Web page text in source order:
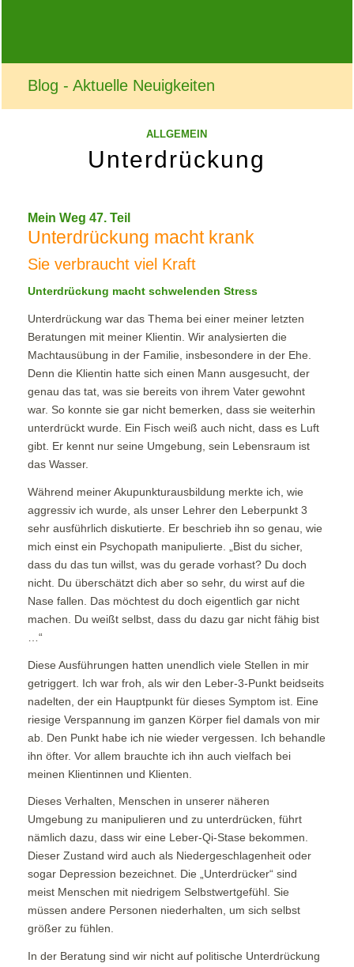
Blog - Aktuelle Neuigkeiten
ALLGEMEIN
Unterdrückung
Mein Weg 47. Teil
Unterdrückung macht krank
Sie verbraucht viel Kraft
Unterdrückung macht schwelenden Stress
Unterdrückung war das Thema bei einer meiner letzten
Beratungen mit meiner Klientin. Wir analysierten die
Machtausübung in der Familie, insbesondere in der Ehe.
Denn die Klientin hatte sich einen Mann ausgesucht, der
genau das tat, was sie bereits von ihrem Vater gewohnt
war. So konnte sie gar nicht bemerken, dass sie weiterhin
unterdrückt wurde. Ein Fisch weiß auch nicht, dass es Luft
gibt. Er kennt nur seine Umgebung, sein Lebensraum ist
das Wasser.
Während meiner Akupunkturausbildung merkte ich, wie
aggressiv ich wurde, als unser Lehrer den Leberpunkt 3
sehr ausführlich diskutierte. Er beschrieb ihn so genau, wie
mich einst ein Psychopath manipulierte. „Bist du sicher,
dass du das tun willst, was du gerade vorhast? Du doch
nicht. Du überschätzt dich aber so sehr, du wirst auf die
Nase fallen. Das möchtest du doch eigentlich gar nicht
machen. Du weißt selbst, dass du dazu gar nicht fähig bist
…“
Diese Ausführungen hatten unendlich viele Stellen in mir
getriggert. Ich war froh, als wir den Leber-3-Punkt beidseits
nadelten, der ein Hauptpunkt für dieses Symptom ist. Eine
riesige Verspannung im ganzen Körper fiel damals von mir
ab. Den Punkt habe ich nie wieder vergessen. Ich behandle
ihn öfter. Vor allem brauchte ich ihn auch vielfach bei
meinen Klientinnen und Klienten.
Dieses Verhalten, Menschen in unserer näheren
Umgebung zu manipulieren und zu unterdrücken, führt
nämlich dazu, dass wir eine Leber-Qi-Stase bekommen.
Dieser Zustand wird auch als Niedergeschlagenheit oder
sogar Depression bezeichnet. Die „Unterdrücker“ sind
meist Menschen mit niedrigem Selbstwertgefühl. Sie
müssen andere Personen niederhalten, um sich selbst
größer zu fühlen.
In der Beratung sind wir nicht auf politische Unterdrückung